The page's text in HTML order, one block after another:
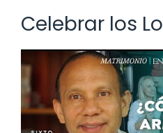
Celebrar los